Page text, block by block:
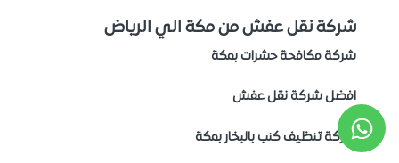
شركة نقل عفش من مكة الي الرياض
شركة مكافحة حشرات بمكة
افضل شركة نقل عفش
شركة تنظيف كنب بالبخار بمكة